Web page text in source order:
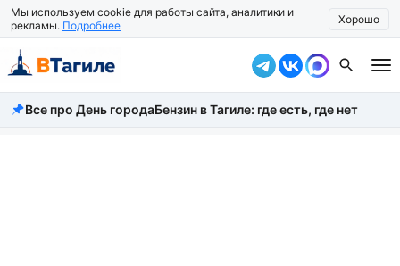
Мы используем cookie для работы сайта, аналитики и
рекламы. Подробнее Хорошо
Все новости
Все про День городаБензин в Тагиле: где есть, где нет